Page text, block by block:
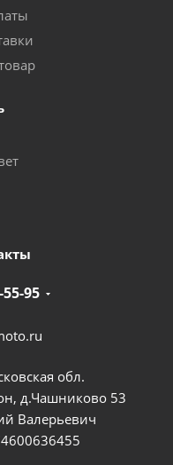
95
обл.
д.Чашниково 53
Валерьевич